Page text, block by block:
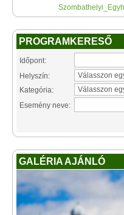
PROGRAMKERESŐ
Időpont:
Helyszín:
Kategória:
Esemény neve:
GALÉRIA AJÁNLÓ